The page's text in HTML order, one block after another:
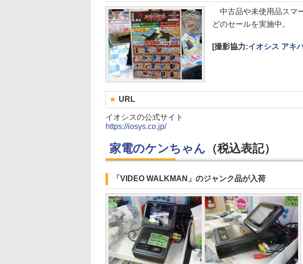
中古品や未使用品スマ
どのセールを実施中。
[撮影協力:イオシス アキ
URL
イオシスの公式サイト
https://iosys.co.jp/
家電のケンちゃん （税込表記）
「VIDEO WALKMAN」のジャンク品が入荷